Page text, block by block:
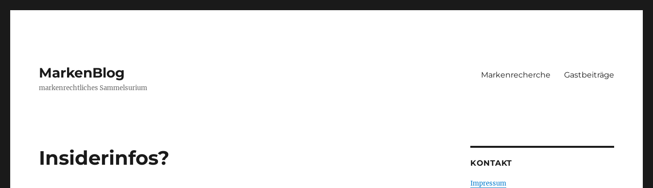
MarkenBlog
markenrechtliches Sammelsurium
Markenrecherche Gastbeiträge
Insiderinfos? KONTAKT
Impressum